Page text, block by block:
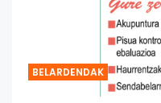
BELARDENDAK